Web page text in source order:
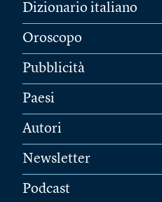
Dizionario italiano
Oroscopo
Pubblicità
Paesi
Autori
Newsletter
Podcast